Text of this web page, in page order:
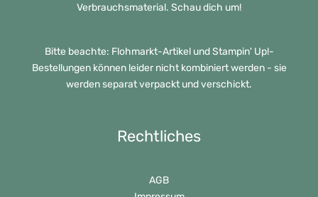
Verbrauchsmaterial. Schau dich um!
Bitte beachte: Flohmarkt-Artikel und Stampin' Up!-
Bestellungen können leider nicht kombiniert werden - sie
werden separat verpackt und verschickt.
Rechtliches
AGB